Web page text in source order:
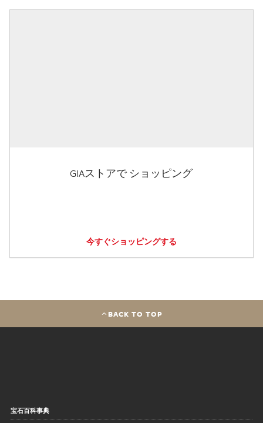
GIAストアで ショッピング
今すぐショッピングする
BACK TO TOP
宝石百科事典